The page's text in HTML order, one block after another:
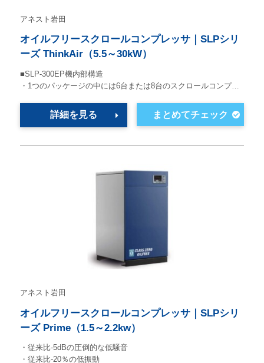
アネスト岩田
オイルフリースクロールコンプレッサ｜SLPシリ
ーズ ThinkAir（5.5～30kW）
■SLP-300EP機内部構造
・1つのパッケージの中には6台または8台のスクロールコンプ…
詳細を見る
アネスト岩田
オイルフリースクロールコンプレッサ｜SLPシリ
ーズ Prime（1.5～2.2kw）
・従来比-5dBの圧倒的な低騒音
・従来比-20％の低振動